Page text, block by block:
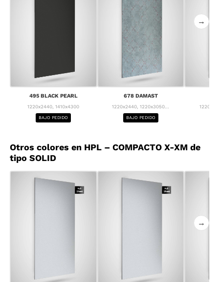
495 BLACK PEARL
1220x2440, 1410x4300
BAJO PEDIDO
678 DAMAST
1220x2440, 1220x3050...
BAJO PEDIDO
→
Otros colores en HPL – COMPACTO X-XM de
tipo SOLID
→